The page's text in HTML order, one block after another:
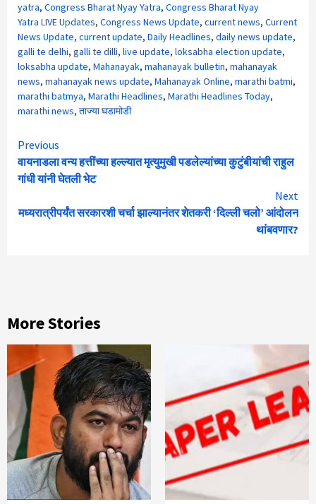
yatra, Congress Bharat Nyay Yatra, Congress Bharat Nyay
Yatra LIVE Updates, Congress News Update, current news, Current
News Update, current update, Daily Headlines, daily news update,
galli te delhi, galli te dilli, live update, loksabha election update,
loksabha update, Mahanayak, mahanayak bulletin, mahanayak
news, mahanayak news update, Mahanayak Online, marathi batmi,
marathi batmya, Marathi Headlines, Marathi Headlines Today,
marathi news, ताज्या घडामोडी
Continue
Reading
Previous
वायनाडला वन्य हत्तींच्या हल्ल्यात मृत्युमुखी पडलेल्यांच्या कुटुंबीयांची राहुल
गांधी यांनी घेतली भेट
Next
मध्यरात्रीपर्यंत सरकारशी चर्चा झाल्यानंतर शेतकरी ‘दिल्ली चलो’ आंदोलन
थांबवणार?
More Stories